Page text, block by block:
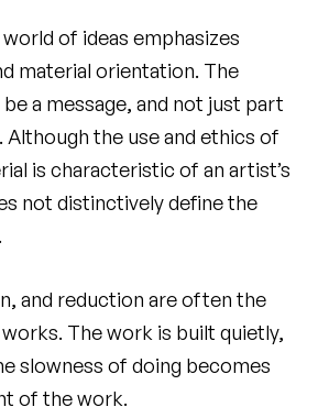
world of ideas emphasizes
material orientation. The
a message, and not just part
the use and ethics of
is characteristic of an artist’s
not distinctively define the
and reduction are often the
The work is built quietly,
slowness of doing becomes
of the work.